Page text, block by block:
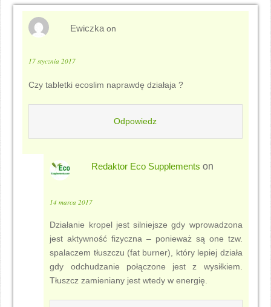
Ewiczka on
17 stycznia 2017
Czy tabletki ecoslim naprawdę działaja ?
Odpowiedz
Redaktor Eco Supplements on
14 marca 2017
Działanie kropel jest silniejsze gdy wprowadzona
jest aktywność fizyczna – ponieważ są one tzw.
spalaczem tłuszczu (fat burner), który lepiej działa
gdy odchudzanie połączone jest z wysiłkiem.
Tłuszcz zamieniany jest wtedy w energię.